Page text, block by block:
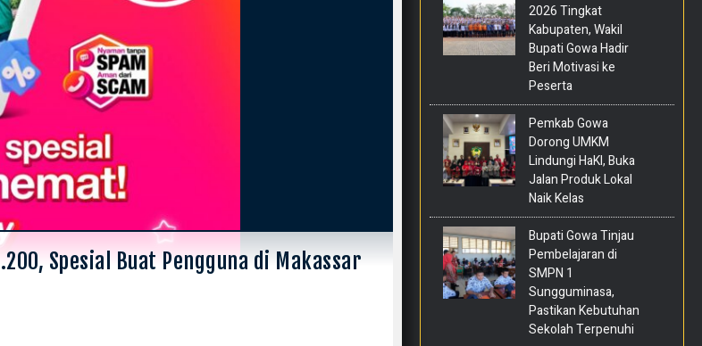
Spesial Buat Pengguna di Makassar
2026 Tingkat
Kabupaten, Wakil
Bupati Gowa Hadir
Beri Motivasi ke
Peserta
Pemkab Gowa
Dorong UMKM
Lindungi HaKI, Buka
Jalan Produk Lokal
Naik Kelas
Bupati Gowa Tinjau
Pembelajaran di
SMPN 1
Sungguminasa,
Pastikan Kebutuhan
Sekolah Terpenuhi